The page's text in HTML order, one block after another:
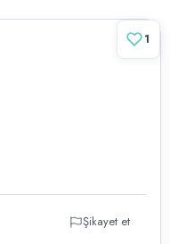
Şikayet et
1